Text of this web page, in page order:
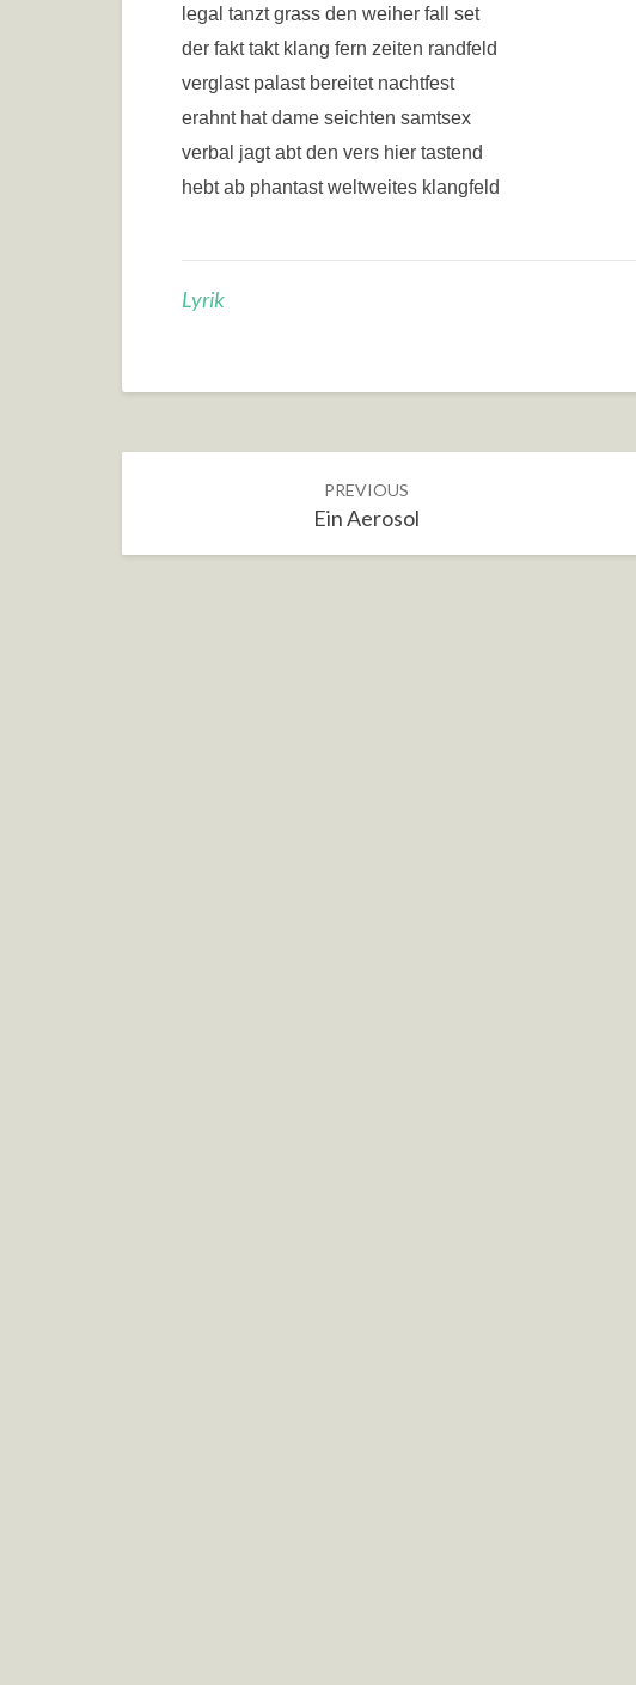
legal tanzt grass den weiher fall set
der fakt takt klang fern zeiten randfeld
verglast palast bereitet nachtfest
erahnt hat dame seichten samtsex
verbal jagt abt den vers hier tastend
hebt ab phantast weltweites klangfeld
Lyrik
PREVIOUS
Ein Aerosol